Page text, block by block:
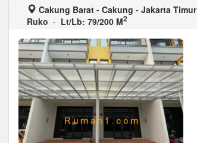
Cakung Barat - Cakung - Jakarta Timur
Ruko - Lt/Lb: 79/200 M2